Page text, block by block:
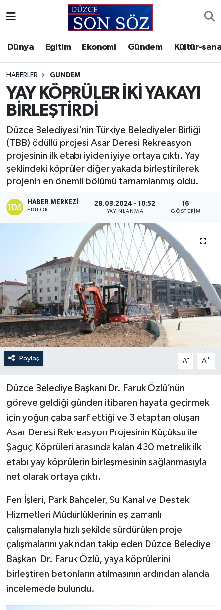
Dünya Eğitim Ekonomi Gündem Kültür-
HABERLER GÜNDEM
YAY KÖPRÜLER İKİ YAKAYI
BİRLEŞTİRDİ
Düzce Belediyesi'nin Türkiye Belediyeler Birliği
(TBB) ödüllü projesi Asar Deresi Rekreasyon
projesinin ilk etabı iyiden iyiye ortaya çıktı. Yay
şeklindeki köprüler diğer yakada birleştirilerek
projenin en önemli bölümü tamamlanmış oldu.
HABER MERKEZI
EDITÖR
28.08.2024 - 10:52
YAYINLANMA
16
GÖSTERIM
Paylaş A- A+
Düzce Belediye Başkanı Dr. Faruk Özlü’nün
göreve geldiği günden itibaren hayata geçirmek
için yoğun çaba sarf ettiği ve 3 etaptan oluşan
Asar Deresi Rekreasyon Projesinin Küçüksu ile
Şaguç Köprüleri arasında kalan 430 metrelik ilk
etabı yay köprülerin birleşmesinin sağlanmasıyla
net olarak ortaya çıktı.
Fen İşleri, Park Bahçeler, Su Kanal ve Destek
Hizmetleri Müdürlüklerinin eş zamanlı
çalışmalarıyla hızlı şekilde sürdürülen proje
çalışmalarını yakından takip eden Düzce Belediye
Başkanı Dr. Faruk Özlü, yaya köprülerini
birleştiren betonların atılmasının ardından alanda
incelemede bulundu.
Gizlilik Sözleşmesi
İletişim
Künye
Video Galeri
Akçakoca Hava Durumu
Akçakoca Trafik Yoğunluk Haritası
Süper Lig Puan Durumu ve Fikstür
Tüm Manşetler
Son Dakika Haberleri